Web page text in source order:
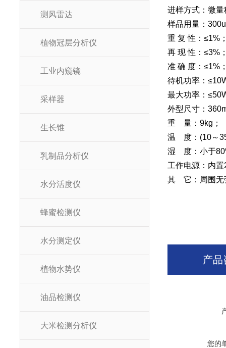
测风雷达
植物冠层分析仪
工业内窥镜
采样器
生长锥
乳制品分析仪
水分活度仪
蜂蜜检测仪
水分测定仪
植物水势仪
油品检测仪
大米检测分析仪
进样方式：微
样品用量：
重 复 性：≤1%
再 现 性：≤3%
准 确 度：≤1%
待机功率：
最大功率：
外型尺寸：
重 量：9kg；
温 度：(10～
湿 度：小于
工作电源：内
其 它：周围无
产品
您的